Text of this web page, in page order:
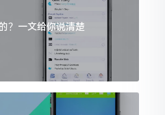
？一文给你说清楚